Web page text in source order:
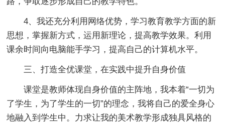
4、我还充分利用网络优势，学习教育教学方面的新
思想，掌握新方式，运用新理论，提高教学效果。利用
课余时间向电脑能手学习，提高自己的计算机水平。
三、打造全优课堂，在实践中提升自身价值
课堂是教师体现自身价值的主阵地，我本着“一切为
了学生，为了学生的一切”的理念，我将自己的爱全身心
地融入到学生中。力求让我的美术教学形成独具风格的